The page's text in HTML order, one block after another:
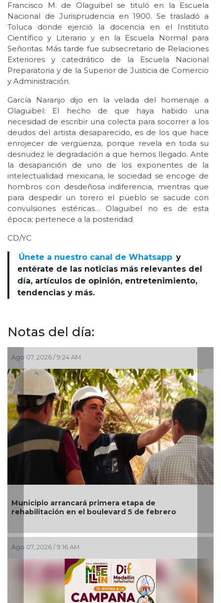
Francisco M. de Olaguibel se tituló en la Escuela
Nacional de Jurisprudencia en 1900. Se trasladó a
Toluca donde ejerció la docencia en el Instituto
Científico y Literario y en la Escuela Normal para
Señoritas. Más tarde fue subsecretario de Relaciones
Exteriores y catedrático de la Escuela Nacional
Preparatoria y de la Superior de Justicia de Comercio
y Administración.
García Naranjo dijo en la velada del homenaje a
Olaguibel: El hecho de que haya habido una
necesidad de escribir una colecta para socorrer a los
deudos del artista desaparecido, es de los que hace
enrojecer de vergüenza, porque revela en toda su
desnudez le degradación a que hemos llegado. Ante
la desaparición de uno de los exponentes de la
intelectualidad mexicana, le sociedad se encoge de
hombros con desdeñosa indiferencia, mientras que
para despedir un torero el pueblo se sacude con
convulsiones estéricas… Olaguibel no es de esta
época; pertenece a la posteridad.
CD/YC
Únete a nuestro canal de Whatsapp y
entérate de las noticias más relevantes del
día, artículos de opinión, entretenimiento,
tendencias y más.
Notas del día:
AM
primera etapa de
el boulevard 5 de febrero
AM
Fetichismo o
normal?